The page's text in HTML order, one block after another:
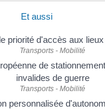
Et aussi
priorité d'accès aux
Transports - Mobilité
de
invalides de guerre
Transports - Mobilité
personnalisée